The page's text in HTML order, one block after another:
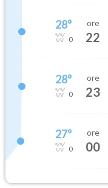
28°
0
ore
22
28°
0
ore
23
27°
0
ore
00